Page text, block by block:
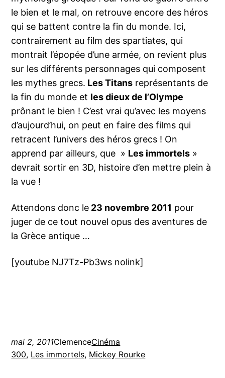
le bien et le mal, on retrouve encore des héros
qui se battent contre la fin du monde. Ici,
contrairement au film des spartiates, qui
montrait l’épopée d’une armée, on revient plus
sur les différents personnages qui composent
les mythes grecs. Les Titans représentants de
la fin du monde et les dieux de l’Olympe
prônant le bien ! C’est vrai qu’avec les moyens
d’aujourd’hui, on peut en faire des films qui
retracent l’univers des héros grecs ! On
apprend par ailleurs, que » Les immortels »
devrait sortir en 3D, histoire d’en mettre plein à
la vue !
Attendons donc le 23 novembre 2011 pour
juger de ce tout nouvel opus des aventures de
la Grèce antique …
[youtube NJ7Tz-Pb3ws nolink]
mai 2, 2011ClemenceCinéma
300, Les immortels, Mickey Rourke